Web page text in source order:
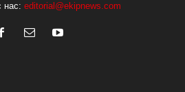
нас: editorial@ekipnews.com